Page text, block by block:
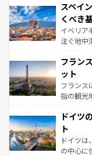
ろん、ト
景など、
ピザやパ
できる。
なお、新
しい。
スペイ
くべき
イベリア
注ぐ地中
文化が根
れる闘牛
る。首都
アートに
せる。地
ンテンツ
フラン
ット
フランス
指の観光
で、幅広
聖堂、美
から魅了
れ、フラ
ドイツ
ト
ドイツ
の中心に